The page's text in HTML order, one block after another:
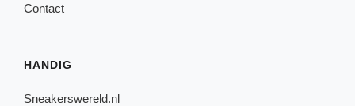
Contact
HANDIG
Sneakerswereld.nl